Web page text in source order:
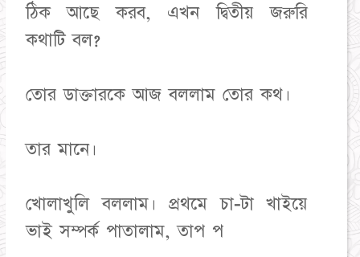
ঠিক আছে করব, এখন দ্বিতীয় জরুরি
কথাটি বল?
তোর ডাক্তারকে আজ বললাম তোর কথ।
তার মানে।
খোলাখুলি বললাম। প্রথমে চা-টা খাইয়ে
ভাই সম্পর্ক পাতালাম, তাপ প